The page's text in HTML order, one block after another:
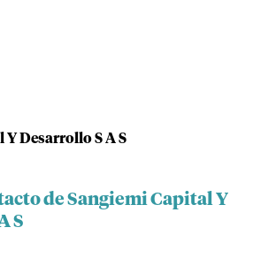
Desarrollo S A S
de Sangiemi Capital Y
S